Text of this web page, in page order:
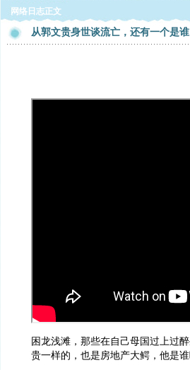
网络日志正文
从郭文贵身世谈流亡，还有一个是谁
困龙浅滩，那些在自己母国过上过
贵一样的，也是房地产大鳄，他是